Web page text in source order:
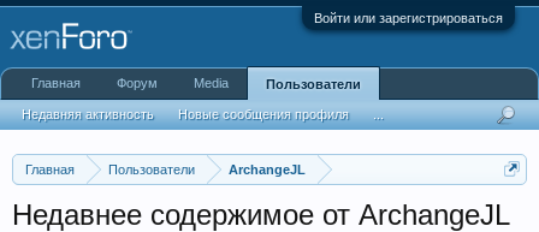
Войти или зарегистрироваться
Главная Пользователи ArchangeJL
Недавнее содержимое от ArchangeJL
Главная Форум Media Пользователи
Недавняя активность Новые сообщения профиля